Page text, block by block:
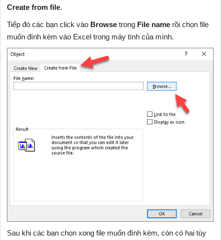
Create from file.
Tiếp đó các bạn click vào Browse trong File name rồi chọn file
muốn đính kèm vào Excel trong máy tính của mình.
Sau khi các bạn chọn xong file muốn đính kèm, còn có hai tùy